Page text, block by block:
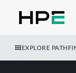
EXPLORE